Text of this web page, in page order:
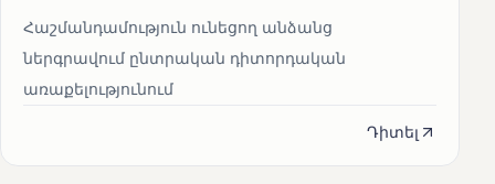
Հաշմանդամություն ունեցող անձանց
ներգրավում ընտրական դիտորդական
առաքելությունում
Դիտել